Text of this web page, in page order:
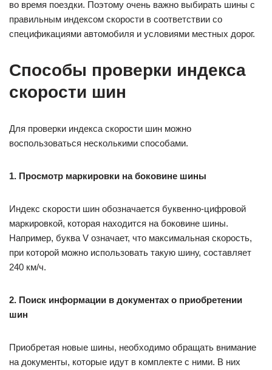
во время поездки. Поэтому очень важно выбирать шины с
правильным индексом скорости в соответствии со
спецификациями автомобиля и условиями местных дорог.
Способы проверки индекса
скорости шин
Для проверки индекса скорости шин можно
воспользоваться несколькими способами.
1. Просмотр маркировки на боковине шины
Индекс скорости шин обозначается буквенно-цифровой
маркировкой, которая находится на боковине шины.
Например, буква V означает, что максимальная скорость,
при которой можно использовать такую шину, составляет
240 км/ч.
2. Поиск информации в документах о приобретении
шин
Приобретая новые шины, необходимо обращать внимание
на документы, которые идут в комплекте с ними. В них